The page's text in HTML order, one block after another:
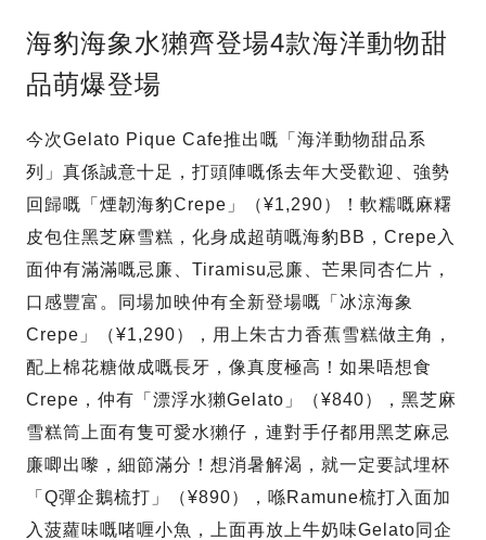
海豹海象水獺齊登場4款海洋動物甜
品萌爆登場
今次Gelato Pique Cafe推出嘅「海洋動物甜品系
列」真係誠意十足，打頭陣嘅係去年大受歡迎、強勢
回歸嘅「煙韌海豹Crepe」（¥1,290）！軟糯嘅麻糬
皮包住黑芝麻雪糕，化身成超萌嘅海豹BB，Crepe入
面仲有滿滿嘅忌廉、Tiramisu忌廉、芒果同杏仁片，
口感豐富。同場加映仲有全新登場嘅「冰涼海象
Crepe」（¥1,290），用上朱古力香蕉雪糕做主角，
配上棉花糖做成嘅長牙，像真度極高！如果唔想食
Crepe，仲有「漂浮水獺Gelato」（¥840），黑芝麻
雪糕筒上面有隻可愛水獺仔，連對手仔都用黑芝麻忌
廉唧出嚟，細節滿分！想消暑解渴，就一定要試埋杯
「Q彈企鵝梳打」（¥890），喺Ramune梳打入面加
入菠蘿味嘅啫喱小魚，上面再放上牛奶味Gelato同企